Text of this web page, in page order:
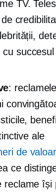
TV.
:
ale
de
ce
reclame își